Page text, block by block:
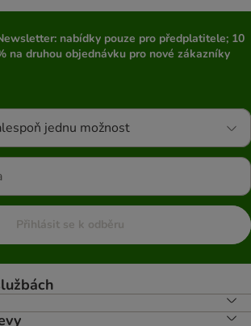
nabídky pouze pro předplatitele; 10
na druhou objednávku pro nové zákazníky
jednu možnost
Přihlásit se k odběru